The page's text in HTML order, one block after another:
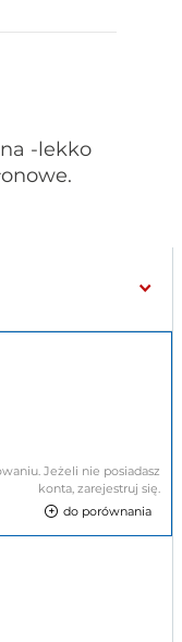
-lekko
Jeżeli nie posiadasz
konta, zarejestruj się.
do porównania